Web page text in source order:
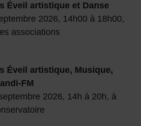
Éveil artistique et Danse
2026, 14h00 à 18h00,
associations
Éveil artistique, Musique,
FM
2026, 14h à 20h, à